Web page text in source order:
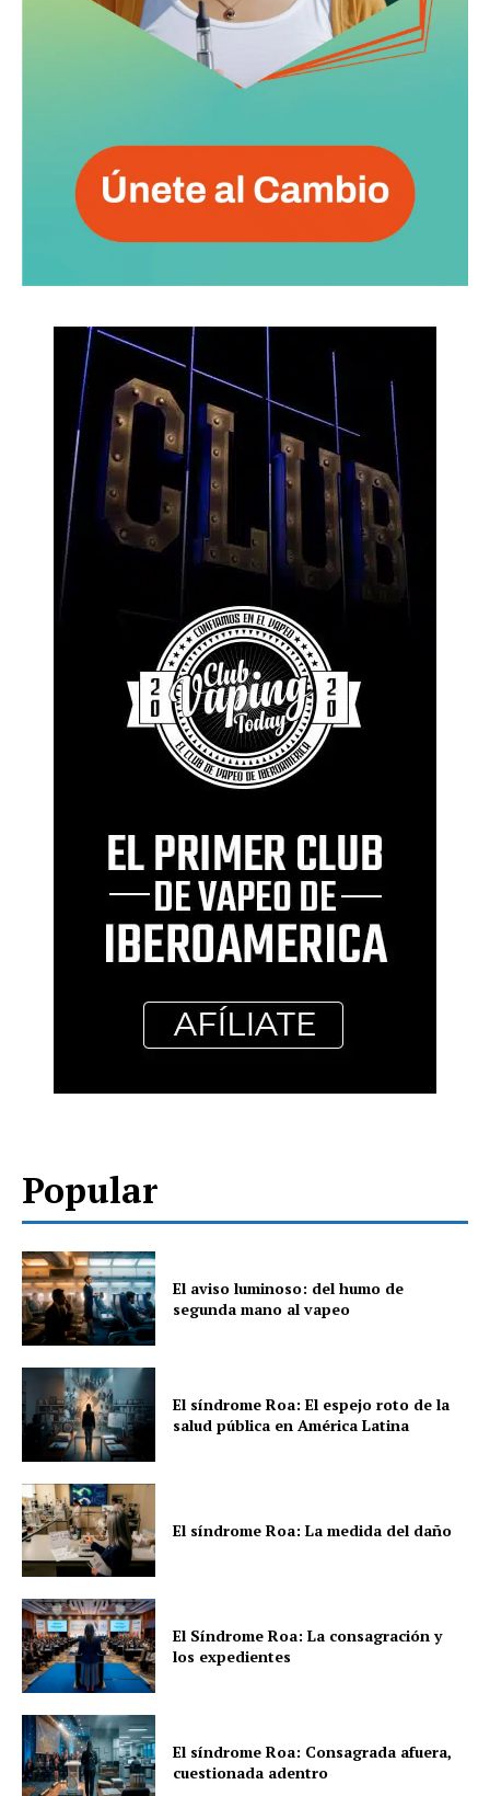
Popular
El aviso luminoso: del humo de
segunda mano al vapeo
El síndrome Roa: El espejo roto de la
salud pública en América Latina
El síndrome Roa: La medida del daño
El Síndrome Roa: La consagración y
los expedientes
El síndrome Roa: Consagrada afuera,
cuestionada adentro